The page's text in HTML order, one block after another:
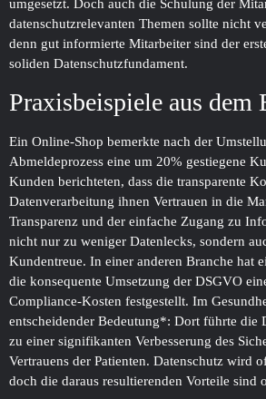
umgesetzt. Doch auch die Schulung der
datenschutzrelevanten Themen sollte nicht
denn gut informierte Mitarbeiter sind der
soliden Datenschutzfundament.
Praxisbeispiele aus dem
Ein Online-Shop bemerkte nach der
Abmeldeprozess eine um 20% gestiegene
Kunden berichteten, dass die transparente
Datenverarbeitung ihnen Vertrauen in die
Transparenz und der einfache Zugang zu
nicht nur zu weniger Datenlecks, sondern
Kundentreue. In einer anderen Branche hat
die konsequente Umsetzung der DSGVO
Compliance-Kosten festgestellt. Im
entscheidender Bedeutung*: Dort führte die
zu einer signifikanten Verbesserung des
Vertrauens der Patienten. Datenschutz wird
doch die daraus resultierenden Vorteile sind